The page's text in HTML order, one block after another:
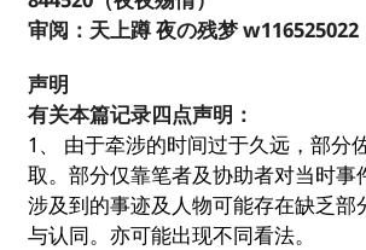
审阅：天上蹲 夜の残梦 w116525022
声明
有关本篇记录四点声明：
1、 由于牵涉的时间过于久远，部分
取。部分仅靠笔者及协助者对当时事
涉及到的事迹及人物可能存在缺乏部
与认同。亦可能出现不同看法。